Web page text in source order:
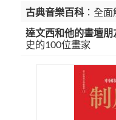
古典音樂百科：全面
達文西和他的畫壇朋
史的100位畫家